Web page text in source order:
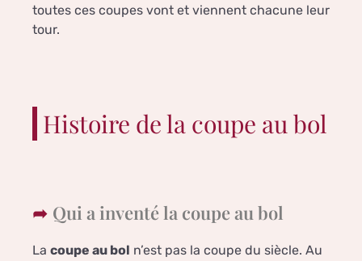
toutes ces coupes vont et viennent chacune leur
tour.
Histoire de la coupe au bol
Qui a inventé la coupe au bol
La coupe au bol n’est pas la coupe du siècle. Au